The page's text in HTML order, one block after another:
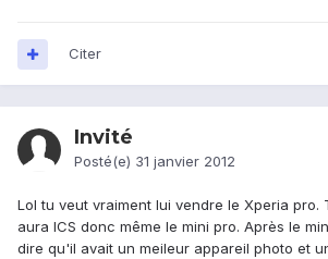
Citer
Invité
Posté(e) 31 janvier 2012
Lol tu veut vraiment lui vendre le Xperia pro.
aura ICS donc même le mini pro. Après le
dire qu'il avait un meileur appareil photo et